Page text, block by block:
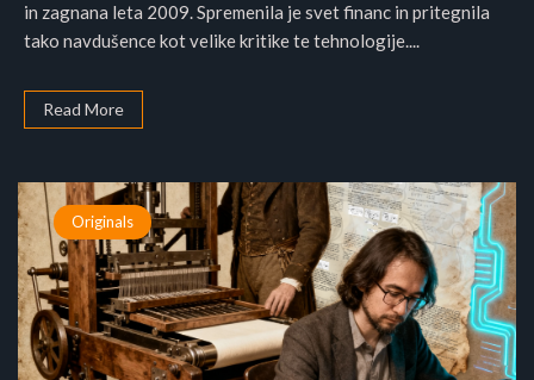
in zagnana leta 2009. Spremenila je svet financ in pritegnila
tako navdušence kot velike kritike te tehnologije....
Read More
Originals